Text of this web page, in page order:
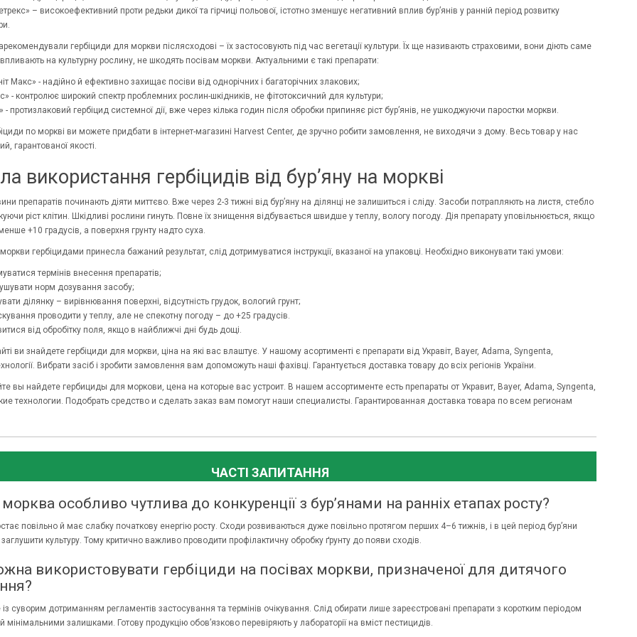
– високоефективний проти редьки дикої та гірчиці польової, істотно зменшує негативний вплив бур’янів у ранній період розвитку
гербіциди для моркви післясходові – їх застосовують під час вегетації культури. Їх ще називають страховими, вони діють саме
впливають на культурну рослину, не шкодять посівам моркви. Актуальними є такі препарати:
Макс» - надійно й ефективно захищає посіви від однорічних і багаторічних злакових;
- контролює широкий спектр проблемних рослин-шкідників, не фітотоксичний для культури;
- протизлаковий гербіцид системної дії, вже через кілька годин після обробки припиняє ріст бур’янів, не ушкоджуючи паростки моркви.
по моркві ви можете придбати в інтернет-магазині Harvest Center, де зручно робити замовлення, не виходячи з дому. Весь товар у нас
гарантованої якості.
використання гербіцидів від бур’яну на моркві
препаратів починають діяти миттєво. Вже через 2-3 тижні від бур’яну на ділянці не залишиться і сліду. Засоби потрапляють на листя, стебло
ріст клітин. Шкідливі рослини гинуть. Повне їх знищення відбувається швидше у теплу, вологу погоду. Дія препарату уповільнюється, якщо
+10 градусів, а поверхня грунту надто суха.
гербіцидами принесла бажаний результат, слід дотримуватися інструкції, вказаної на упаковці. Необхідно виконувати такі умови:
термінів внесення препаратів;
норм дозування засобу;
ділянку – вирівнювання поверхні, відсутність грудок, вологий грунт;
проводити у теплу, але не спекотну погоду – до +25 градусів.
від обробітку поля, якщо в найближчі дні будь дощі.
ви знайдете гербіциди для моркви, ціна на які вас влаштує. У нашому асортименті є препарати від Укравіт, Bayer, Adama, Syngenta,
Вибрати засіб і зробити замовлення вам допоможуть наші фахівці. Гарантується доставка товару до всіх регіонів України.
вы найдете гербициды для моркови, цена на которые вас устроит. В нашем ассортименте есть препараты от Укравит, Bayer, Adama , Syngenta,
технологии. Подобрать средство и сделать заказ вам помогут наши специалисты. Гарантированная доставка товара по всем регионам
ЧАСТІ ЗАПИТАННЯ
особливо чутлива до конкуренції з бур’янами на ранніх етапах росту?
повільно й має слабку початкову енергію росту. Сходи розвиваються дуже повільно протягом перших 4–6 тижнів, і в цей період бур’яни
культуру. Тому критично важливо проводити профілактичну обробку ґрунту до появи сходів.
використовувати гербіциди на посівах моркви, призначеної для дитячого
суворим дотриманням регламентів застосування та термінів очікування. Слід обирати лише зареєстровані препарати з коротким періодом
мінімальними залишками. Готову продукцію обов’язково перевіряють у лабораторії на вміст пестицидів.